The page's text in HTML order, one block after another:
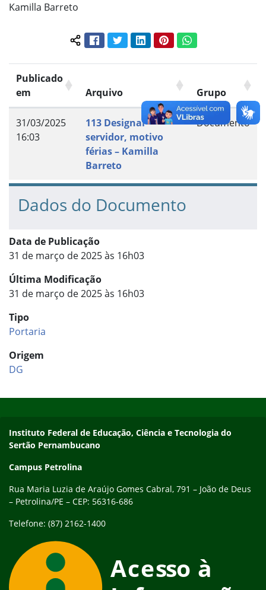
Kamilla Barreto
Compartilhar conteúdo:
FacebookTwitterLinkedInPinterestWhatsApp
Publicado
em
Arquivo Grupo
31/03/2025
16:03
113 Designar
servidor, motivo
férias – Kamilla
Barreto
Documento
Dados do Documento
Data de Publicação
31 de março de 2025 às 16h03
Última Modificação
31 de março de 2025 às 16h03
Tipo
Portaria
Origem
DG
Endereço
Instituto Federal de Educação, Ciência e Tecnologia do
Sertão Pernambucano
Campus Petrolina
Rua Maria Luzia de Araújo Gomes Cabral, 791 – João de Deus
– Petrolina/PE – CEP: 56316-686
Telefone: (87) 2162-1400